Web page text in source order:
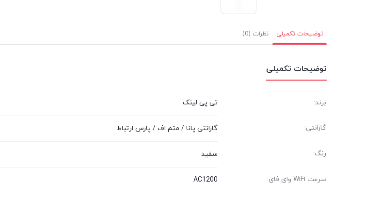
توضیحات تکمیلی نظرات (0)
توضیحات تکمیلی
برند: تی پی لینک
گارانتی: گارانتی پانا / متم اف / پارس ارتباط
رنگ: سفید
سرعت WiFi وای فای: AC1200